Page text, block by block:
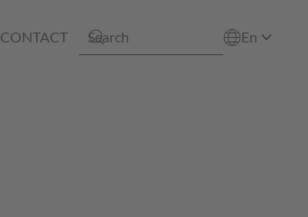
CONTACT En